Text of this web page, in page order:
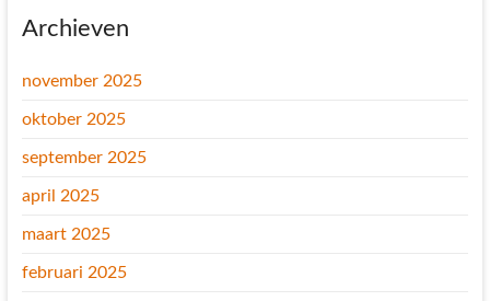
Archieven
november 2025
oktober 2025
september 2025
april 2025
maart 2025
februari 2025